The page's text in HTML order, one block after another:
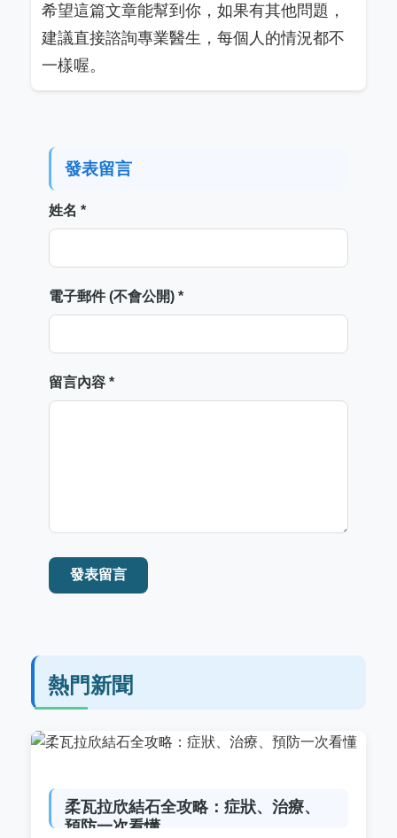
希望這篇文章能幫到你，如果有其他問題，
建議直接諮詢專業醫生，每個人的情況都不
一樣喔。
發表留言
姓名 *
電子郵件 (不會公開) *
留言內容 *
發表留言
熱門新聞
柔瓦拉欣結石全攻略：症狀、治療、
預防一次看懂